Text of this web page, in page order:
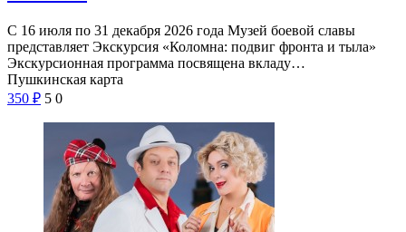
С 16 июля по 31 декабря 2026 года Музей боевой славы
представляет Экскурсия «Коломна: подвиг фронта и тыла»
Экскурсионная программа посвящена вкладу…
Пушкинская карта
350 ₽ 5 0